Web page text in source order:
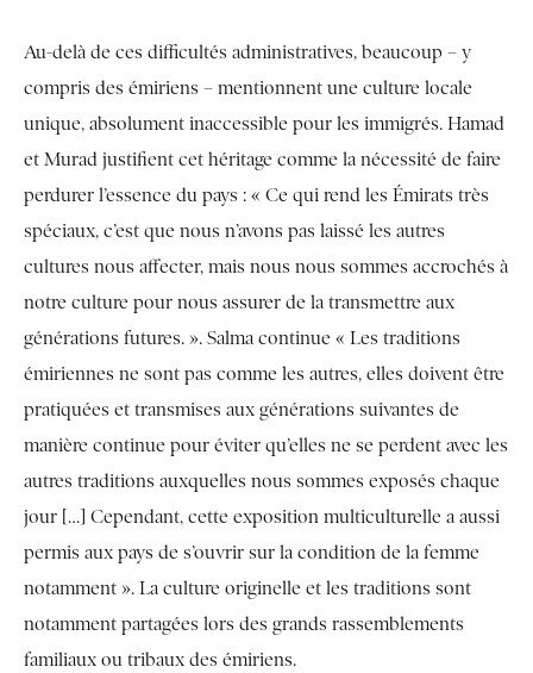
Au-delà de ces difficultés administratives, beaucoup – y
compris des émiriens – mentionnent une culture locale
unique, absolument inaccessible pour les immigrés. Hamad
et Murad justifient cet héritage comme la nécessité de faire
perdurer l’essence du pays : « Ce qui rend les Émirats très
spéciaux, c’est que nous n’avons pas laissé les autres
cultures nous affecter, mais nous nous sommes accrochés à
notre culture pour nous assurer de la transmettre aux
générations futures. ». Salma continue « Les traditions
émiriennes ne sont pas comme les autres, elles doivent être
pratiquées et transmises aux générations suivantes de
manière continue pour éviter qu’elles ne se perdent avec les
autres traditions auxquelles nous sommes exposés chaque
jour […] Cependant, cette exposition multiculturelle a aussi
permis aux pays de s’ouvrir sur la condition de la femme
notamment ». La culture originelle et les traditions sont
notamment partagées lors des grands rassemblements
familiaux ou tribaux des émiriens.